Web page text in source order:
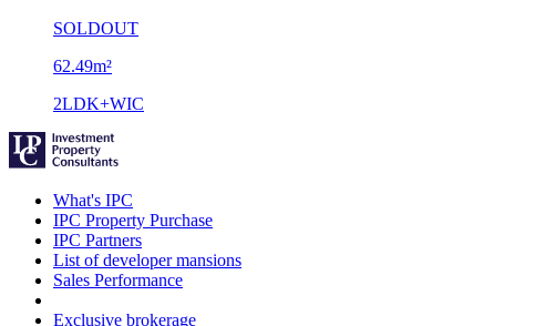
SOLDOUT
62.49m²
2LDK+WIC
What's IPC
IPC Property Purchase
IPC Partners
List of developer mansions
Sales Performance
Exclusive brokerage